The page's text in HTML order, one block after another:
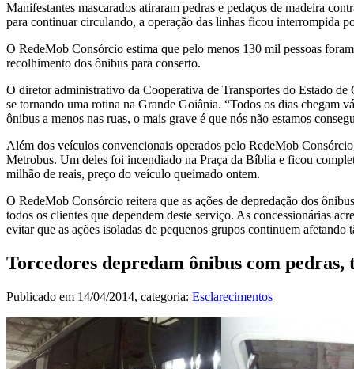
Manifestantes mascarados atiraram pedras e pedaços de madeira
para continuar circulando, a operação das linhas ficou interrompida
O RedeMob Consórcio estima que pelo menos 130 mil pessoas
recolhimento dos ônibus para conserto.
O diretor administrativo da Cooperativa de Transportes do Estado
se tornando uma rotina na Grande Goiânia. “Todos os dias chegam
ônibus a menos nas ruas, o mais grave é que nós não estamos
Além dos veículos convencionais operados pelo RedeMob
Metrobus. Um deles foi incendiado na Praça da Bíblia e ficou
milhão de reais, preço do veículo queimado ontem.
O RedeMob Consórcio reitera que as ações de depredação dos
todos os clientes que dependem deste serviço. As concessionárias
evitar que as ações isoladas de pequenos grupos continuem afetando
Torcedores depredam ônibus com pedras,
Publicado em 14/04/2014, categoria: Esclarecimentos